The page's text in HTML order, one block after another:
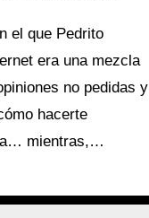
el que Pedrito
era una mezcla
no pedidas y
hacerte
mientras,…